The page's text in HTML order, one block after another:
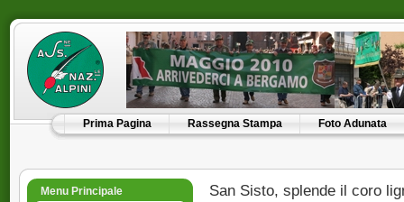
Prima Pagina Rassegna Stampa Foto Adunata
Menu Principale
San Sisto, splende il coro